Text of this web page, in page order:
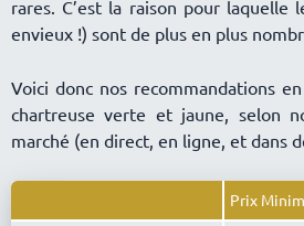
rares. C’est la raison pour laquelle
envieux !) sont de plus en plus
Voici donc nos recommandations
chartreuse verte et jaune, selon
marché (en direct, en ligne, et dans
Prix